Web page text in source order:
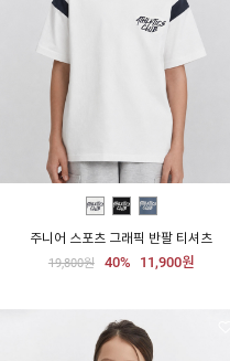
주니어 스포츠 그래픽 반팔 티셔츠
19,800원 40% 11,900원